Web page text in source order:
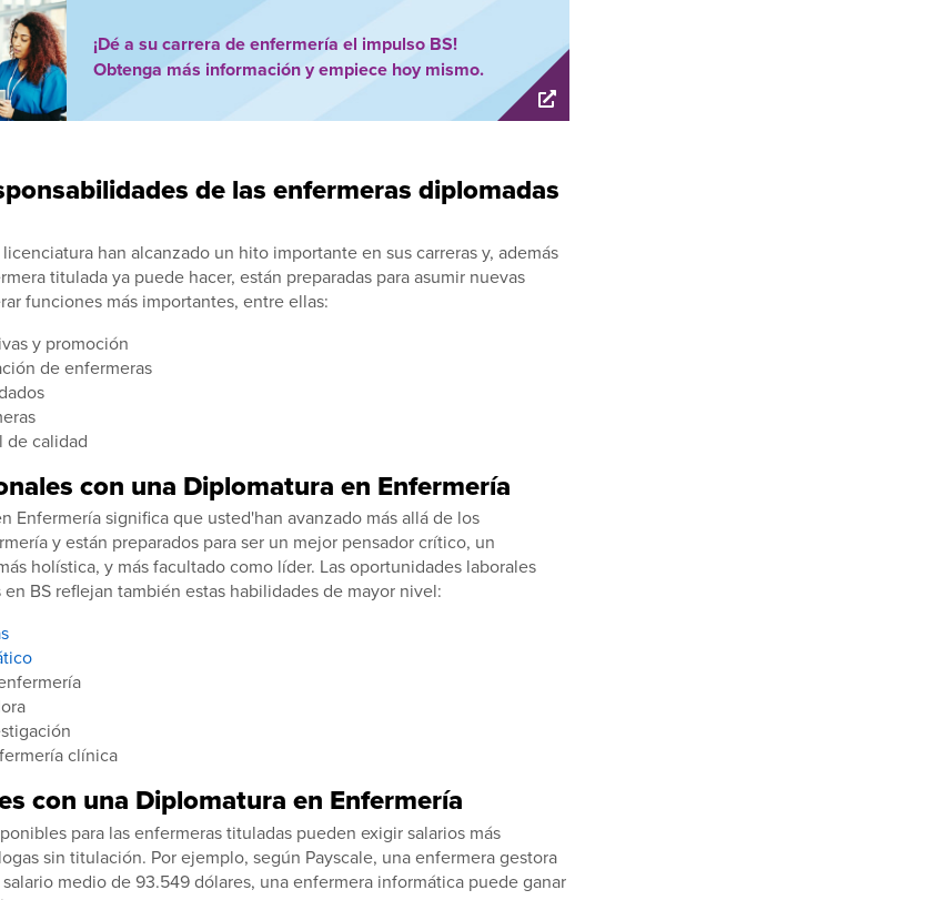
¡Dé a su carrera de enfermería el impulso BS!
Obtenga más información y empiece hoy mismo.
de las enfermeras diplomadas
han alcanzado un hito importante en sus carreras y, además
titulada ya puede hacer, están preparadas para asumir nuevas
funciones más importantes, entre ellas:
y promoción
de enfermeras
de calidad
con una Diplomatura en Enfermería
Enfermería significa que usted'han avanzado más allá de los
y están preparados para ser un mejor pensador crítico, un
holística, y más facultado como líder. Las oportunidades laborales
BS reflejan también estas habilidades de mayor nivel:
clínica
con una Diplomatura en Enfermería
para las enfermeras tituladas pueden exigir salarios más
sin titulación. Por ejemplo, según Payscale, una enfermera gestora
medio de 93.549 dólares, una enfermera informática puede ganar